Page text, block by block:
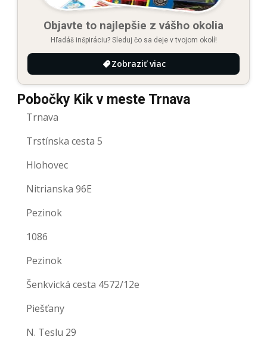
Objavte to najlepšie z vášho okolia
Hľadáš inšpiráciu? Sleduj čo sa deje v tvojom okolí!
Zobraziť viac
Pobočky Kik v meste Trnava
Trnava
Trstínska cesta 5
Hlohovec
Nitrianska 96E
Pezinok
1086
Pezinok
Šenkvická cesta 4572/12e
Piešťany
N. Teslu 29